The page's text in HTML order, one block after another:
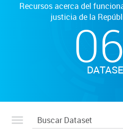
Recursos acerca del
justicia de la